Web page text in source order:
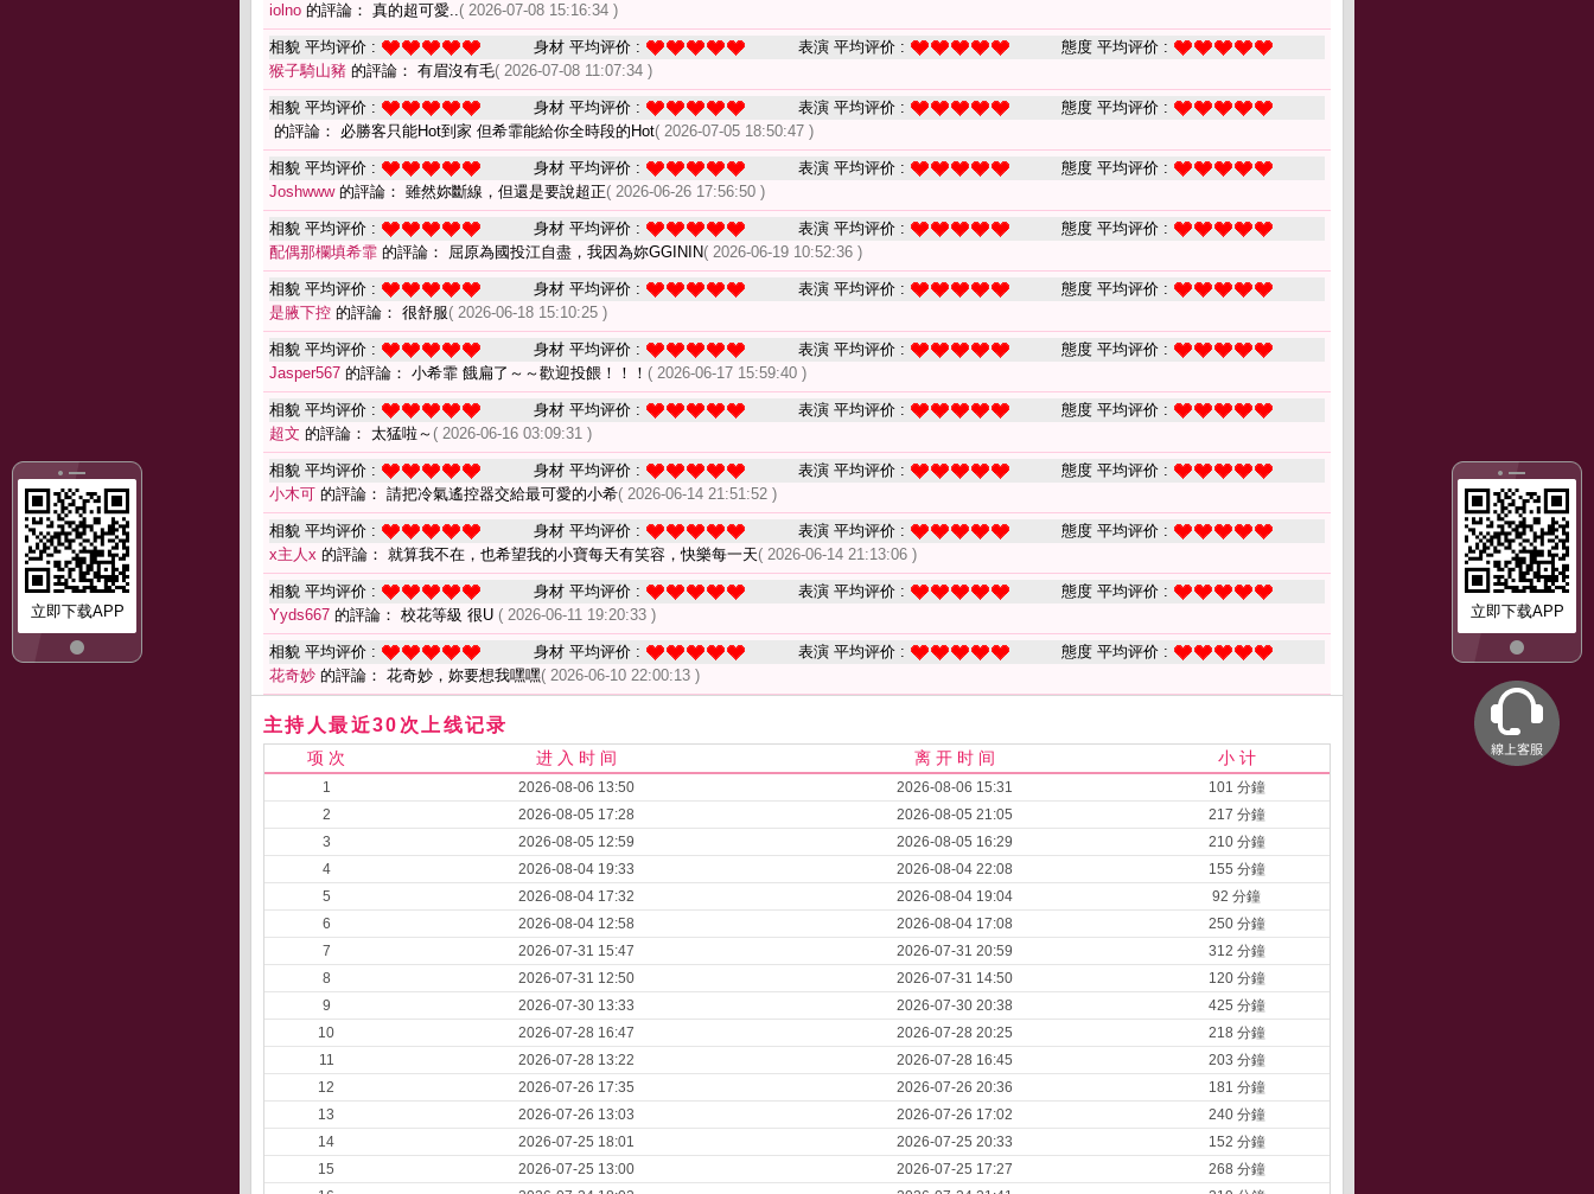
立即下载APP
立即下载APP
iolno 的評論： 真的超可愛..( 2026-07-08 15:16:34 )
相貌 平均评价 : 身材 平均评价 : 表演 平均评价 :
態度 平均评价 :
猴子騎山豬 的評論： 有眉沒有毛( 2026-07-08 11:07:34 )
相貌 平均评价 : 身材 平均评价 : 表演 平均评价 :
態度 平均评价 :
的評論： 必勝客只能Hot到家 但希霏能給你全時段的Hot( 2026-07-05 18:50:47 )
相貌 平均评价 : 身材 平均评价 : 表演 平均评价 :
態度 平均评价 :
Joshwww的評論： 雖然妳斷線，但還是要說超正( 2026-06-26 17:56:50 )
相貌 平均评价 : 身材 平均评价 : 表演 平均评价 :
態度 平均评价 :
配偶那欄填希霏 的評論： 屈原為國投江自盡，我因為妳GGININ( 2026-06-19 10:52:36 )
相貌 平均评价 : 身材 平均评价 : 表演 平均评价 :
態度 平均评价 :
是腋下控 的評論： 很舒服( 2026-06-18 15:10:25 )
相貌 平均评价 : 身材 平均评价 : 表演 平均评价 :
態度 平均评价 :
Jasper567 的評論： 小希霏 餓扁了～～歡迎投餵！！！ ( 2026-06-17 15:59:40 )
相貌 平均评价 : 身材 平均评价 : 表演 平均评价 :
態度 平均评价 :
超文 的評論： 太猛啦～ ( 2026-06-16 03:09:31 )
相貌 平均评价 : 身材 平均评价 : 表演 平均评价 :
態度 平均评价 :
小木可 的評論： 請把冷氣遙控器交給最可愛的小希( 2026-06-14 21:51:52 )
相貌 平均评价 : 身材 平均评价 : 表演 平均评价 :
態度 平均评价 :
x主人x 的評論： 就算我不在，也希望我的小寶每天有笑容，快樂每一天( 2026-06-14 21:13:06 )
相貌 平均评价 : 身材 平均评价 : 表演 平均评价 :
態度 平均评价 :
Yyds667 的評論： 校花等級 很U ( 2026-06-11 19:20:33 )
相貌 平均评价 : 身材 平均评价 : 表演 平均评价 :
態度 平均评价 :
花奇妙 的評論： 花奇妙，妳要想我嘿嘿( 2026-06-10 22:00:13 )
主持人最近30次上线记录
项 次 进 入 时 间 离 开 时 间 小 计
1 2026-08-06 13:50 2026-08-06 15:31
101 分鐘
2
2026-08-05 17:28 2026-08-05 21:05
217 分鐘
3
2026-08-05 12:59 2026-08-05 16:29
210 分鐘
4
2026-08-04 19:33 2026-08-04 22:08
155 分鐘
5
2026-08-04 17:32 2026-08-04 19:04
92 分鐘
6
2026-08-04 12:58 2026-08-04 17:08
250 分鐘
7
2026-07-31 15:47 2026-07-31 20:59
312 分鐘
8
2026-07-31 12:50 2026-07-31 14:50
120 分鐘
9
2026-07-30 13:33 2026-07-30 20:38
425 分鐘
10
2026-07-28 16:47 2026-07-28 20:25
218 分鐘
11
2026-07-28 13:22 2026-07-28 16:45
203 分鐘
12
2026-07-26 17:35 2026-07-26 20:36
181 分鐘
13
2026-07-26 13:03 2026-07-26 17:02
240 分鐘
14
2026-07-25 18:01 2026-07-25 20:33
152 分鐘
15
2026-07-25 13:00 2026-07-25 17:27
268 分鐘